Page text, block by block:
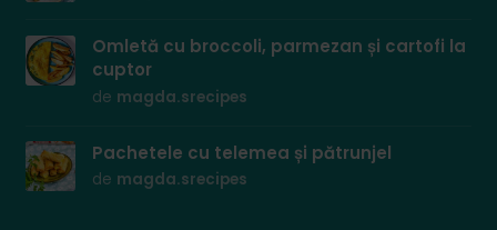
Omletă cu broccoli, parmezan și cartofi la
cuptor
de magda.srecipes
Pachetele cu telemea și pătrunjel
de magda.srecipes